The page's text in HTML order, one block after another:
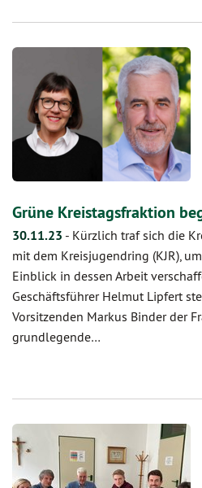
Grüne Kreistagsfraktion
30.11.23 - Kürzlich traf sich die
mit dem Kreisjugendring (KJR),
Einblick in dessen Arbeit
Geschäftsführer Helmut Lipfert
Vorsitzenden Markus Binder der
grundlegende…